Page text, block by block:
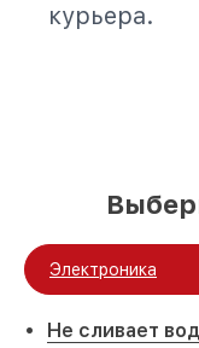
курьера.
Электроника
Не сливает